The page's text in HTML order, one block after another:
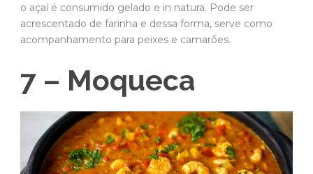
o açaí é consumido gelado e in natura. Pode ser
acrescentado de farinha e dessa forma, serve como
acompanhamento para peixes e camarões.
7 – Moqueca